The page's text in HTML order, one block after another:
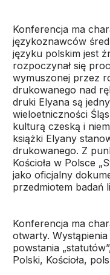
Konferencja ma
językoznawców
języku polskim jest
rozpoczynał się
wymuszonej przez
drukowanego nad
druki Elyana są
wieloetniczności
kulturą czeską i
książki Elyany
drukowanego. Z
Kościoła w Polsce
jako oficjalny
przedmiotem badań
Konferencja ma
otwarty.
powstania
Polski, Kościoła,